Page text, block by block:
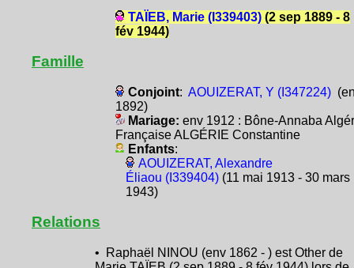
TAÏEB, Marie (I339403)(2 sep 1889 - 8
fév 1944)
Famille
Conjoint: AOUIZERAT, Y (I347224)
1892)
Mariage: env 1912 : Bône-Annaba
Française ALGÉRIE Constantine
Enfants:
AOUIZERAT, Alexandre
Éliaou (I339404)(11 mai 1913 - 30 mars
1943)
Relations
• Raphaël NINOU (env 1862 - ) est Other de